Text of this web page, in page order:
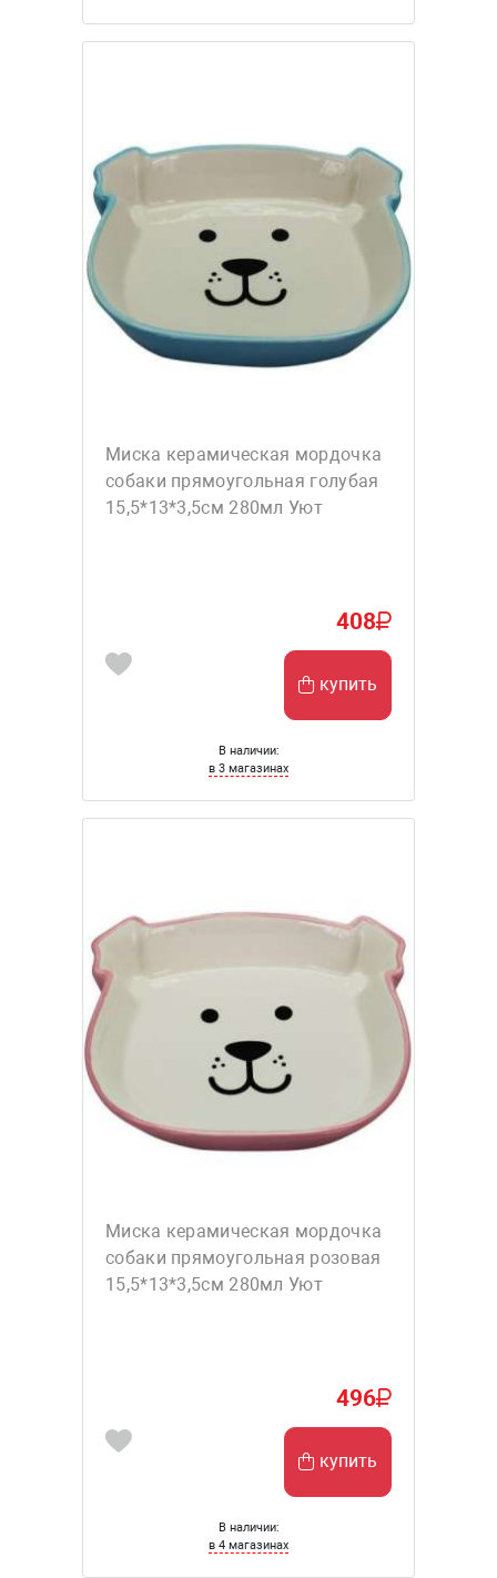
Миска керамическая мордочка
собаки прямоугольная голубая
15,5*13*3,5см 280мл Уют
408
купить
В наличии:
в 3 магазинах
Миска керамическая мордочка
собаки прямоугольная розовая
15,5*13*3,5см 280мл Уют
496
купить
В наличии:
в 4 магазинах